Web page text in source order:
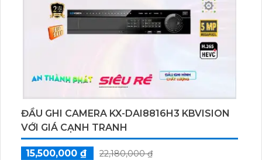
thống nén dữ liệu H.265+/H.265/H.264+/H.264 giúp
giảm dung lượng lưu trữ mà vẫn đảm bảo chất lượng
hình ảnh. Với giá rẻ, sản phẩm này là một sự lựa chọn
tuyệt vời cho việc giám sát các công trình nhỏ.
ĐẦU GHI CAMERA KX-DAI8816H3 KBVISION
VỚI GIÁ CẠNH TRANH
15,500,000 ₫
22,180,000 ₫